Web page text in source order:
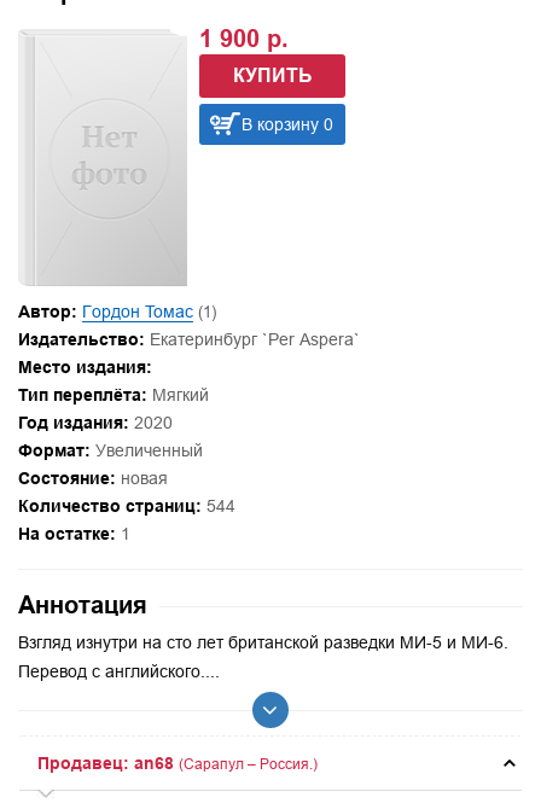
1 900 р.
КУПИТЬ
В корзину 0
Автор: Гордон Томас (1)
Издательство: Екатеринбург `Per Aspera`
Место издания:
Тип переплёта: Мягкий
Год издания: 2020
Формат: Увеличенный
Состояние: новая
Количество страниц: 544
На остатке: 1
Аннотация
Взгляд изнутри на сто лет британской разведки МИ-5 и МИ-6.
Перевод с английского....
Продавец: an68 (Сарапул – Россия.)